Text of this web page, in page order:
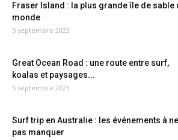
Fraser Island : la plus grande île de sable
monde
5 septembre 2023
Great Ocean Road : une route entre surf,
koalas et paysages...
5 septembre 2023
Surf trip en Australie : les événements à ne
pas manquer